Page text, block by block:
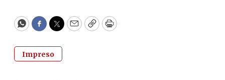
WhatsApp
Facebook
Twitter
EmailCopyPrint
Impreso